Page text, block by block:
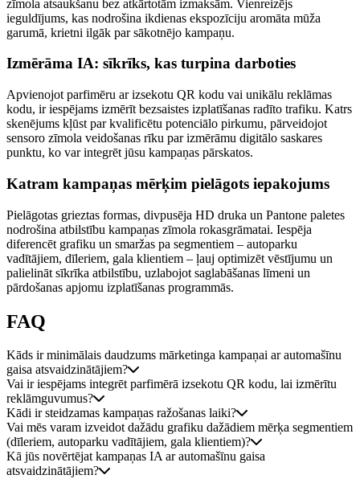
zīmola atsaukšanu bez atkārtotām izmaksām. Vienreizējs
ieguldījums, kas nodrošina ikdienas ekspozīciju aromāta mūža
garumā, krietni ilgāk par sākotnējo kampaņu.
Izmērāma IA: sīkrīks, kas turpina darboties
Apvienojot parfimēru ar izsekotu QR kodu vai unikālu reklāmas
kodu, ir iespējams izmērīt bezsaistes izplatīšanas radīto trafiku. Katrs
skenējums kļūst par kvalificētu potenciālo pirkumu, pārveidojot
sensoro zīmola veidošanas rīku par izmērāmu digitālo saskares
punktu, ko var integrēt jūsu kampaņas pārskatos.
Katram kampaņas mērķim pielāgots iepakojums
Pielāgotas grieztas formas, divpusēja HD druka un Pantone paletes
nodrošina atbilstību kampaņas zīmola rokasgrāmatai. Iespēja
diferencēt grafiku un smaržas pa segmentiem – autoparku
vadītājiem, dīleriem, gala klientiem – ļauj optimizēt vēstījumu un
palielināt sīkrīka atbilstību, uzlabojot saglabāšanas līmeni un
pārdošanas apjomu izplatīšanas programmās.
FAQ
Kāds ir minimālais daudzums mārketinga kampaņai ar automašīnu
gaisa atsvaidzinātājiem?
Vai ir iespējams integrēt parfimērā izsekotu QR kodu, lai izmērītu
reklāmguvumus?
Kādi ir steidzamas kampaņas ražošanas laiki?
Vai mēs varam izveidot dažādu grafiku dažādiem mērķa segmentiem
(dīleriem, autoparku vadītājiem, gala klientiem)?
Kā jūs novērtējat kampaņas IA ar automašīnu gaisa
atsvaidzinātājiem?